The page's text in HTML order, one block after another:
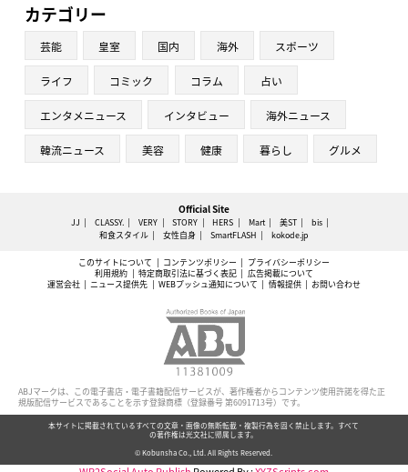
カテゴリー
芸能 皇室 国内 海外 スポーツ
ライフ コミック コラム 占い
エンタメニュース インタビュー 海外ニュース
韓流ニュース 美容 健康 暮らし グルメ
Official Site
JJ CLASSY. VERY STORY HERS Mart 美ST
bis
和食スタイル
女性自身 SmartFLASH kokode.jp
このサイトについて コンテンツポリシー
プライバシーポリシー
利用規約
特定商取引法に基づく表記
広告掲載について
運営会社
ニュース提供先 WEBプッシュ通知について 情報提供 お問い合わせ
ABJマークは、この電子書店・電子書籍配信サービスが、著作権者からコンテンツ使用許諾を得た正
規版配信サービスであることを示す登録商標（登録番号 第6091713号）です。
本サイトに掲載されているすべての文章・画像の無断転載・複製行為を固く禁止します。すべて
の著作権は光文社に帰属します。
© Kobunsha Co., Ltd. All Rights Reserved.